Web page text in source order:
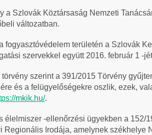
a Szlovák Köztársaság Nemzeti
változatban.
fogyasztóvédelem területén a Szlovák
szervekkel együtt 2016. február 1 -
szerint a 391/2015 Törvény
és a felügyelőségekre oszlik, ezek,
mkik.hu/.
élelmiszer -ellenőrzési ügyekben a 152/
Irodája, amelynek székhelye